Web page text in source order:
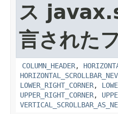
ス
言された
COLUMN_HEADER,
LOWER_RIGHT_CORNER,
UPPER_RIGHT_CORNER,